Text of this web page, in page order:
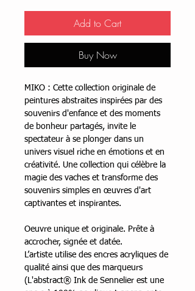
Add to Cart
Buy Now
MIKO : Cette collection originale de
peintures abstraites inspirées par des
souvenirs d'enfance et des moments
de bonheur partagés, invite le
spectateur à se plonger dans un
univers visuel riche en émotions et en
créativité. Une collection qui célèbre la
magie des vaches et transforme des
souvenirs simples en œuvres d'art
captivantes et inspirantes.
Oeuvre unique et originale. Prête à
accrocher, signée et datée.
L’artiste utilise des encres acryliques de
qualité ainsi que des marqueurs
(L'abstract® Ink de Sennelier est une